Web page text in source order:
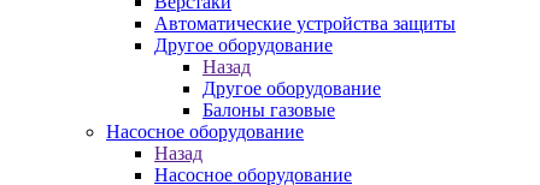
Автоматические устройства защиты
Другое оборудование
Назад
Другое оборудование
Балоны газовые
Насосное оборудование
Назад
Насосное оборудование